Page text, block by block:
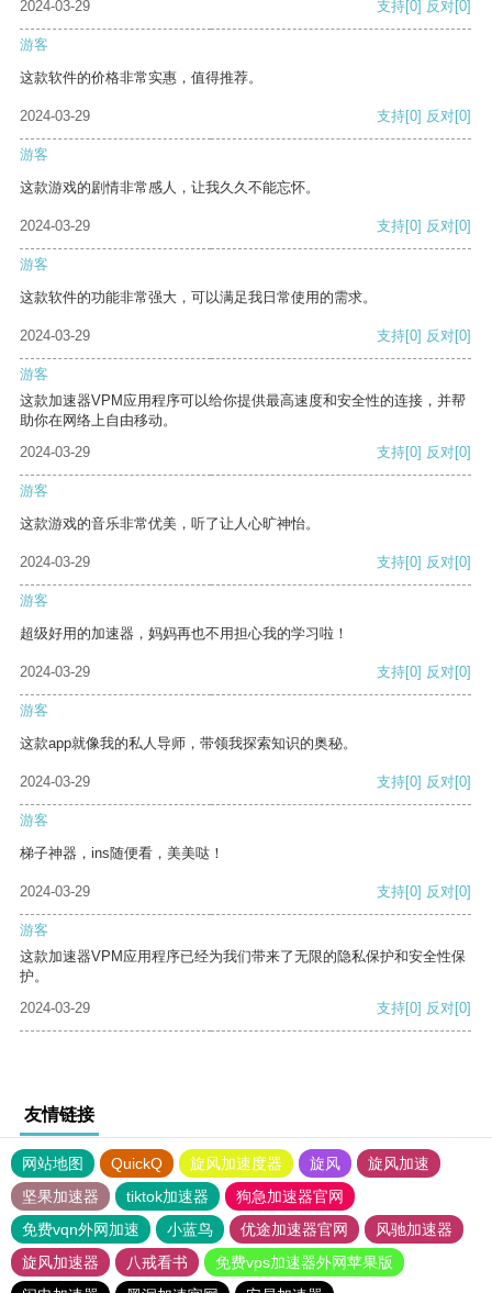
2024-03-29 支持[0] 反对[0]
游客
这款软件的价格非常实惠，值得推荐。
2024-03-29 支持[0] 反对[0]
游客
这款游戏的剧情非常感人，让我久久不能忘怀。
2024-03-29 支持[0] 反对[0]
游客
这款软件的功能非常强大，可以满足我日常使用的需求。
2024-03-29 支持[0] 反对[0]
游客
这款加速器VPM应用程序可以给你提供最高速度和安全性的连接，并帮
助你在网络上自由移动。
2024-03-29
支持[0] 反对[0]
游客
这款游戏的音乐非常优美，听了让人心旷神怡。
2024-03-29 支持[0] 反对[0]
游客
超级好用的加速器，妈妈再也不用担心我的学习啦！
2024-03-29 支持[0] 反对[0]
游客
这款app就像我的私人导师，带领我探索知识的奥秘。
2024-03-29 支持[0] 反对[0]
游客
梯子神器，ins随便看，美美哒！
2024-03-29 支持[0] 反对[0]
游客
这款加速器VPM应用程序已经为我们带来了无限的隐私保护和安全性保
护。
2024-03-29
支持[0] 反对[0]
友情链接
网站地图 QuickQ 旋风加速度器 旋风
旋风加速
坚果加速器
tiktok加速器
狗急加速器官网
免费vqn外网加速
小蓝鸟 优途加速器官网
风驰加速器
旋风加速器
八戒看书
免费vps加速器外网苹果版